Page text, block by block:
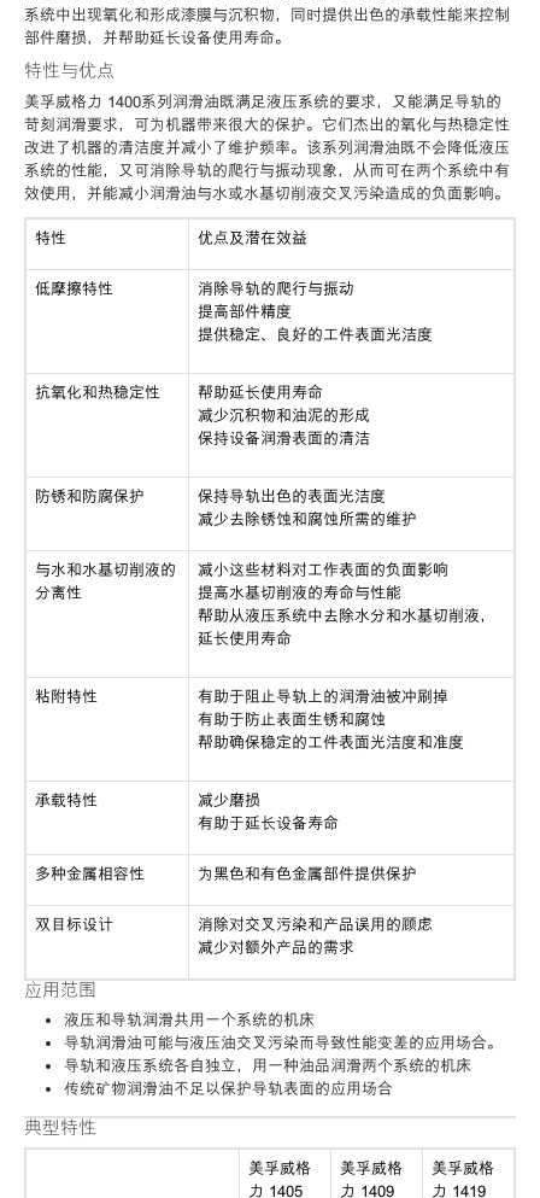
系统中出现氧化和形成漆膜与沉积物，同时提供出色的承载性能来控制
部件磨损，并帮助延长设备使用寿命。
特性与优点
美孚威格力 1400系列润滑油既满足液压系统的要求，又能满足导轨的
苛刻润滑要求，可为机器带来很大的保护。它们杰出的氧化与热稳定性
改进了机器的清洁度并减小了维护频率。该系列润滑油既不会降低液压
系统的性能，又可消除导轨的爬行与振动现象，从而可在两个系统中有
效使用，并能减小润滑油与水或水基切削液交叉污染造成的负面影响。
特性 优点及潜在效益
低摩擦特性
消除导轨的爬行与振动
提高部件精度
提供稳定、良好的工件表面光洁度
抗氧化和热稳定性
帮助延长使用寿命
减少沉积物和油泥的形成
保持设备润滑表面的清洁
防锈和防腐保护
保持导轨出色的表面光洁度
减少去除锈蚀和腐蚀所需的维护
与水和水基切削液的
分离性
减小这些材料对工作表面的负面影响
提高水基切削液的寿命与性能
帮助从液压系统中去除水分和水基切削液，
延长使用寿命
粘附特性
有助于阻止导轨上的润滑油被冲刷掉
有助于防止表面生锈和腐蚀
帮助确保稳定的工件表面光洁度和准度
承载特性
减少磨损
有助于延长设备寿命
多种金属相容性 为黑色和有色金属部件提供保护
双目标设计
消除对交叉污染和产品误用的顾虑
减少对额外产品的需求
应用范围
液压和导轨润滑共用一个系统的机床
导轨润滑油可能与液压油交叉污染而导致性能变差的应用场合。
导轨和液压系统各自独立，用一种油品润滑两个系统的机床
传统矿物润滑油不足以保护导轨表面的应用场合
典型特性
美孚威格
力 1405
美孚威格
力 1409
美孚威格
力 1419